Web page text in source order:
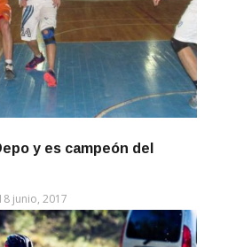
y es campeón del
junio, 2017